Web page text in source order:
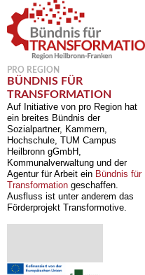
PRO REGION
BÜNDNIS FÜR
TRANSFORMATION
Auf Initiative von pro Region hat
ein breites Bündnis der
Sozialpartner, Kammern,
Hochschule, TUM Campus
Heilbronn gGmbH,
Kommunalverwaltung und der
Agentur für Arbeit ein Bündnis für
Transformation geschaffen.
Ausfluss ist unter anderem das
Förderprojekt Transformotive.